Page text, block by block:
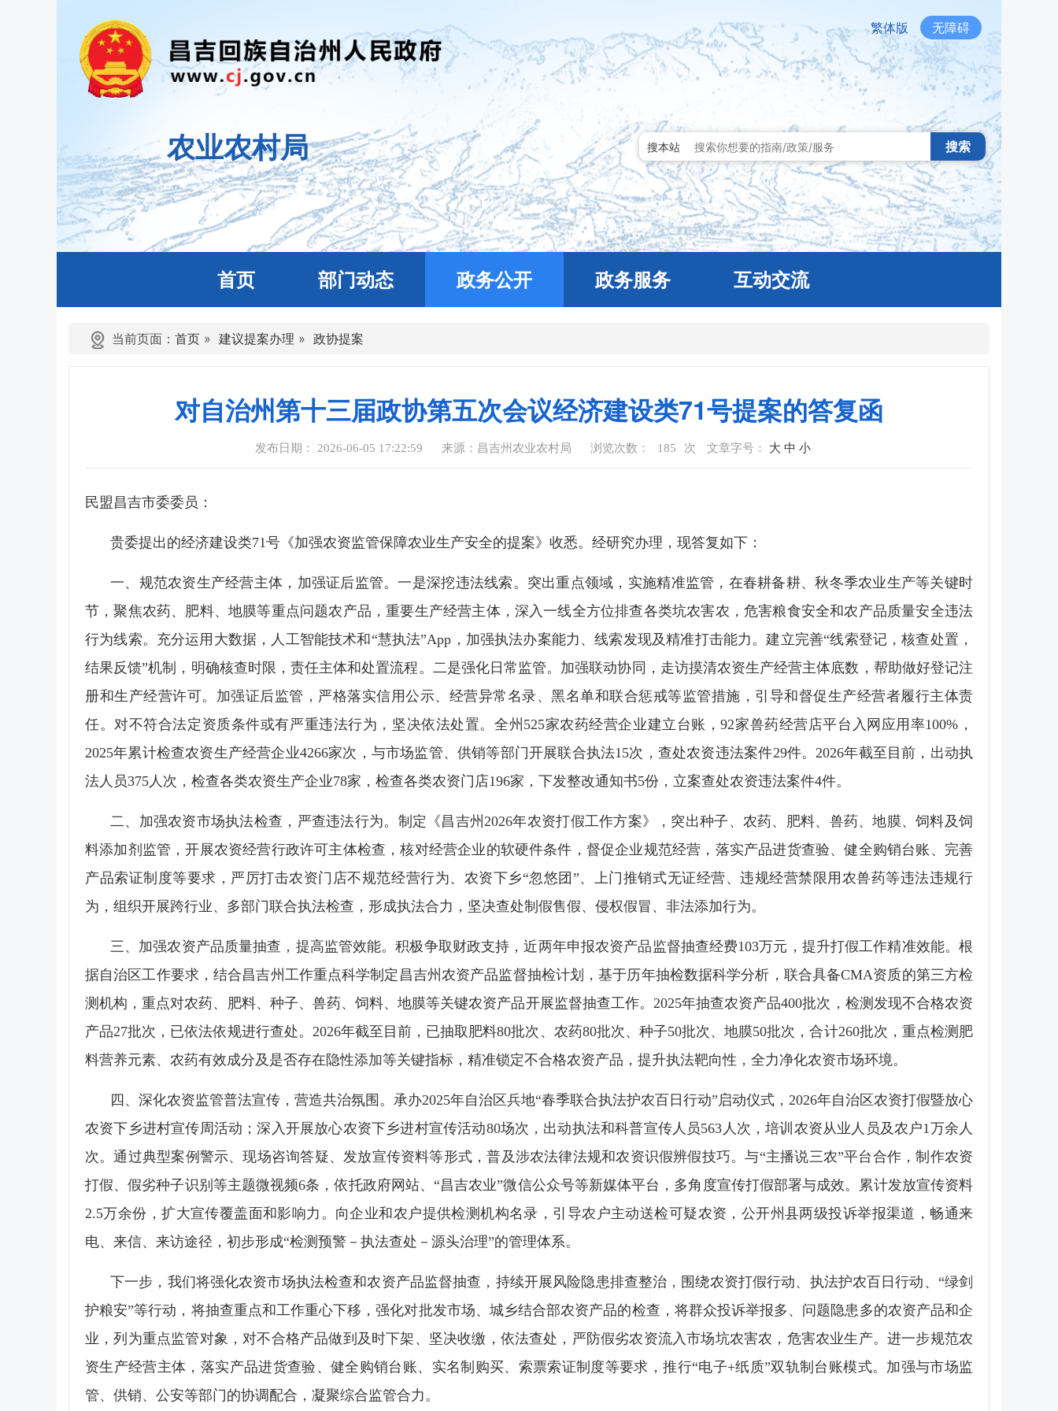
繁体版 无障碍
农业农村局 搜本站 搜索
首页 部门动态 政务公开 政务服务 互动交流
当前页面： 首页 » 建议提案办理 » 政协提案
对自治州第十三届政协第五次会议经济建设类71号提案的答复函
发布日期： 2026-06-05 17:22:59 来源：昌吉州农业农村局 浏览次数： 185 次 文章字号： 大 中 小
民盟昌吉市委委员：
贵委提出的经济建设类71号《加强农资监管保障农业生产安全的提案》收悉。经研究办理，现答复如下：
一、规范农资生产经营主体，加强证后监管。一是深挖违法线索。突出重点领域，实施精准监管，在春耕备耕、秋冬季农业生产等关键时
节，聚焦农药、肥料、地膜等重点问题农产品，重要生产经营主体，深入一线全方位排查各类坑农害农，危害粮食安全和农产品质量安全违法
行为线索。充分运用大数据，人工智能技术和“慧执法”App，加强执法办案能力、线索发现及精准打击能力。建立完善“线索登记，核查处置，
结果反馈”机制，明确核查时限，责任主体和处置流程。二是强化日常监管。加强联动协同，走访摸清农资生产经营主体底数，帮助做好登记注
册和生产经营许可。加强证后监管，严格落实信用公示、经营异常名录、黑名单和联合惩戒等监管措施，引导和督促生产经营者履行主体责
任。对不符合法定资质条件或有严重违法行为，坚决依法处置。全州525家农药经营企业建立台账，92家兽药经营店平台入网应用率100%，
2025年累计检查农资生产经营企业4266家次，与市场监管、供销等部门开展联合执法15次，查处农资违法案件29件。2026年截至目前，出动执
法人员375人次，检查各类农资生产企业78家，检查各类农资门店196家，下发整改通知书5份，立案查处农资违法案件4件。
二、加强农资市场执法检查，严查违法行为。制定《昌吉州2026年农资打假工作方案》，突出种子、农药、肥料、兽药、地膜、饲料及饲
料添加剂监管，开展农资经营行政许可主体检查，核对经营企业的软硬件条件，督促企业规范经营，落实产品进货查验、健全购销台账、完善
产品索证制度等要求，严厉打击农资门店不规范经营行为、农资下乡“忽悠团”、上门推销式无证经营、违规经营禁限用农兽药等违法违规行
为，组织开展跨行业、多部门联合执法检查，形成执法合力，坚决查处制假售假、侵权假冒、非法添加行为。
三、加强农资产品质量抽查，提高监管效能。积极争取财政支持，近两年申报农资产品监督抽查经费103万元，提升打假工作精准效能。根
据自治区工作要求，结合昌吉州工作重点科学制定昌吉州农资产品监督抽检计划，基于历年抽检数据科学分析，联合具备CMA资质的第三方检
测机构，重点对农药、肥料、种子、兽药、饲料、地膜等关键农资产品开展监督抽查工作。2025年抽查农资产品400批次，检测发现不合格农资
产品27批次，已依法依规进行查处。2026年截至目前，已抽取肥料80批次、农药80批次、种子50批次、地膜50批次，合计260批次，重点检测肥
料营养元素、农药有效成分及是否存在隐性添加等关键指标，精准锁定不合格农资产品，提升执法靶向性，全力净化农资市场环境。
四、深化农资监管普法宣传，营造共治氛围。承办2025年自治区兵地“春季联合执法护农百日行动”启动仪式，2026年自治区农资打假暨放心
农资下乡进村宣传周活动；深入开展放心农资下乡进村宣传活动80场次，出动执法和科普宣传人员563人次，培训农资从业人员及农户1万余人
次。通过典型案例警示、现场咨询答疑、发放宣传资料等形式，普及涉农法律法规和农资识假辨假技巧。与“主播说三农”平台合作，制作农资
打假、假劣种子识别等主题微视频6条，依托政府网站、“昌吉农业”微信公众号等新媒体平台，多角度宣传打假部署与成效。累计发放宣传资料
2.5万余份，扩大宣传覆盖面和影响力。向企业和农户提供检测机构名录，引导农户主动送检可疑农资，公开州县两级投诉举报渠道，畅通来
电、来信、来访途径，初步形成“检测预警－执法查处－源头治理”的管理体系。
下一步，我们将强化农资市场执法检查和农资产品监督抽查，持续开展风险隐患排查整治，围绕农资打假行动、执法护农百日行动、“绿剑
护粮安”等行动，将抽查重点和工作重心下移，强化对批发市场、城乡结合部农资产品的检查，将群众投诉举报多、问题隐患多的农资产品和企
业，列为重点监管对象，对不合格产品做到及时下架、坚决收缴，依法查处，严防假劣农资流入市场坑农害农，危害农业生产。进一步规范农
资生产经营主体，落实产品进货查验、健全购销台账、实名制购买、索票索证制度等要求，推行“电子+纸质”双轨制台账模式。加强与市场监
管、供销、公安等部门的协调配合，凝聚综合监管合力。